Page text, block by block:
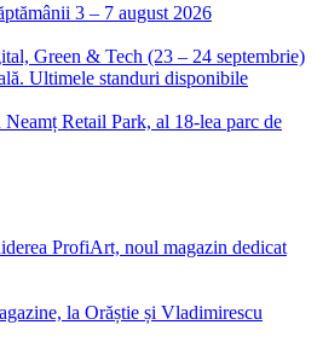
3 – 7 august 2026
Green & Tech (23 – 24 septembrie)
Ultimele standuri disponibile
Retail Park, al 18-lea parc de
ProfiArt, noul magazin dedicat
la Orăștie și Vladimirescu